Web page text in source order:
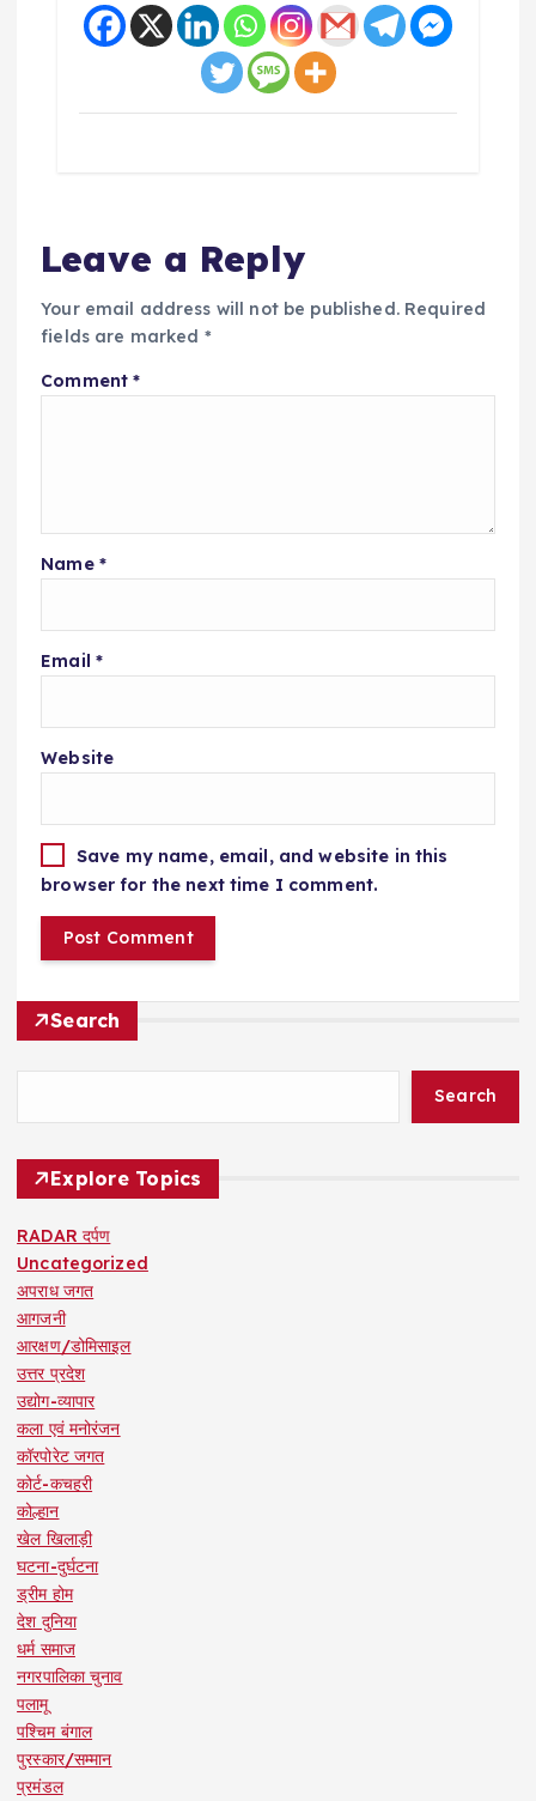
Leave a Reply
Your email address will not be published. Required
fields are marked *
Comment*
Name *
Email *
Website
Save my name, email, and website in this
browser for the next time I comment.
Search
Search
Explore Topics
RADAR दर्पण
Uncategorized
अपराध जगत
आगजनी
आरक्षण/डोमिसाइल
उत्तर प्रदेश
उद्योग-व्यापार
कला एवं मनोरंजन
कॉरपोरेट जगत
कोर्ट-कचहरी
कोल्हान
खेल खिलाड़ी
घटना-दुर्घटना
ड्रीम होम
देश दुनिया
धर्म समाज
नगरपालिका चुनाव
पलामू
पश्चिम बंगाल
पुरस्कार/सम्मान
प्रमंडल